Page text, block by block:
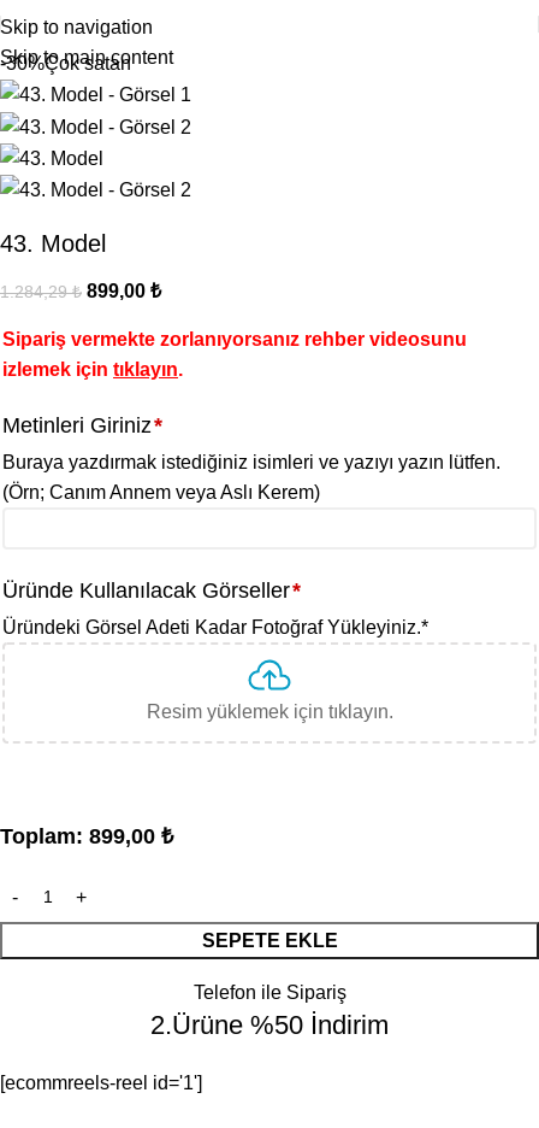
Skip to navigation
Skip to main content
-30%Çok satan
43. Model
1.284,29₺ 899,00 ₺
Sipariş vermekte zorlanıyorsanız rehber videosunu
izlemek için tıklayın.
Metinleri Giriniz*
Buraya yazdırmak istediğiniz isimleri ve yazıyı yazın lütfen.
(Örn; Canım Annem veya Aslı Kerem)
Üründe Kullanılacak Görseller*
Üründeki Görsel Adeti Kadar Fotoğraf Yükleyiniz.*
Resim yüklemek için tıklayın.
Toplam: 899,00 ₺
SEPETE EKLE
Telefon ile Sipariş
2.Ürüne %50 İndirim
[ecommreels-reel id='1']